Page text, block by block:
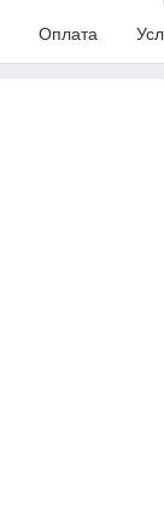
Оплата